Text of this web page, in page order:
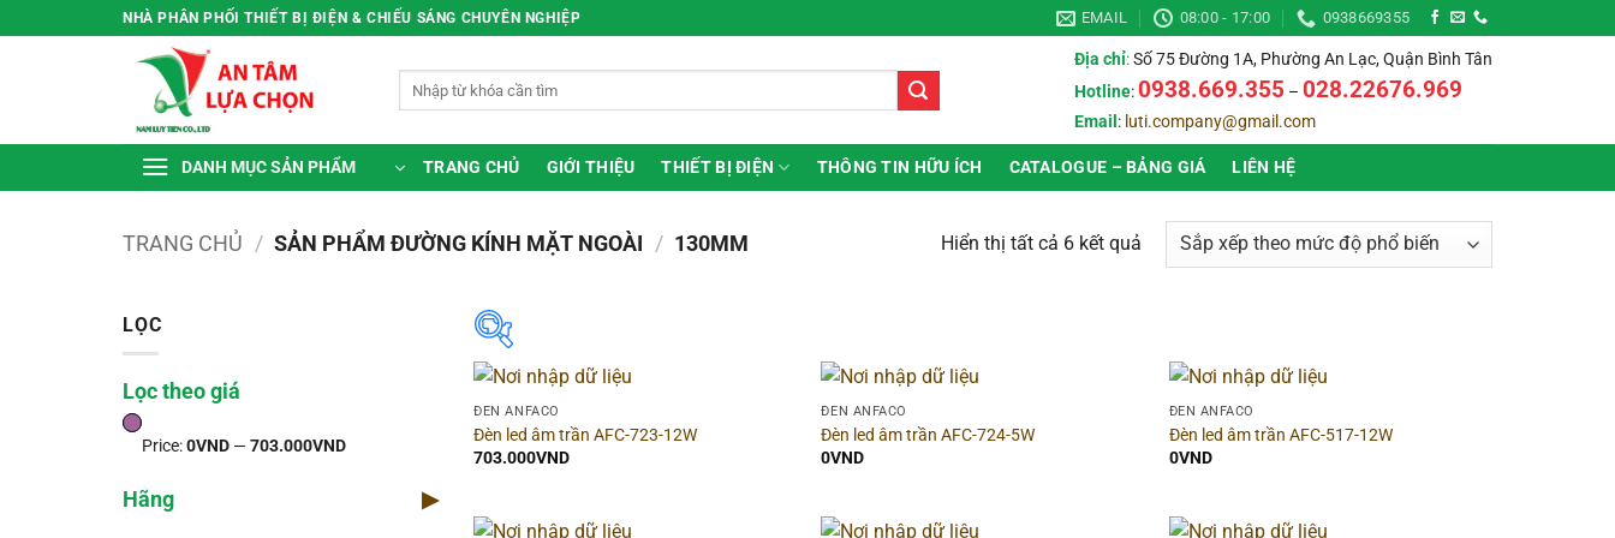
qua
NHÀ PHÂN PHỐI THIẾT BỊ ĐIỆN & CHIẾU SÁNG CHUYÊN NGHIỆP EMAIL 08:00 - 17:00 0938669355
Địa chỉ:Số 75 Đường 1A, Phường An Lạc, Quận Bình Tân
Hotline:0938.669.355 – 028.22676.969
Email : luti.company@gmail.com
DANH MỤC SẢN PHẨM TRANG CHỦ GIỚI THIỆU THIẾT BỊ ĐIỆN THÔNG TIN HỮU ÍCH CATALOGUE – BẢNG GIÁ LIÊN HỆ
TRANG CHỦ / SẢN PHẨM ĐƯỜNG KÍNH MẶT NGOÀI / 130MM Hiển thị tất cả 6 kết quảĐã
sắp
mức
phổ
biến
LỌC
Lọc theo giá
Price:0VND —703.000VND
Hãng ▶
Price:0VND
ĐÈN ANFACO
Đèn led âm trần AFC-723-12W
703.000VND
ĐÈN ANFACO
Đèn led âm trần AFC-724-5W
0VND
ĐÈN ANFACO
Đèn led âm trần AFC-517-12W
0VND